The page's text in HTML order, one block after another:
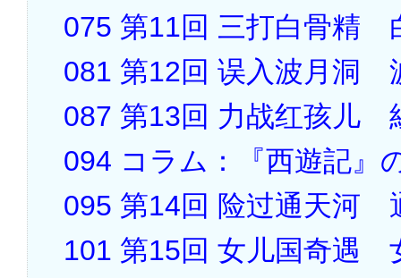
075 第11回 三打白骨精
081 第12回 误入波月洞
087 第13回 力战红孩儿
094 コラム：『西遊記』
095 第14回 险过通天河
101 第15回 女儿国奇遇